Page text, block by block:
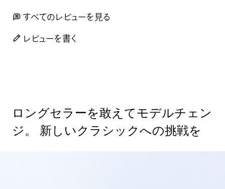
すべてのレビューを見る
レビューを書く
ロングセラーを敢えてモデルチェン
ジ。 新しいクラシックへの挑戦を